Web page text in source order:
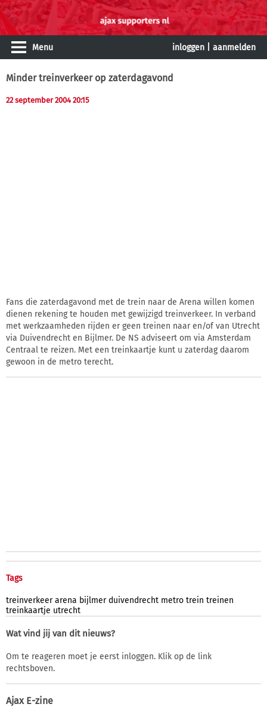
Menu inloggen aanmelden
Minder treinverkeer op zaterdagavond
22 september 2004 20:15
Fans die zaterdagavond met de trein naar de Arena willen komen
dienen rekening te houden met gewijzigd treinverkeer. In verband
met werkzaamheden rijden er geen treinen naar en/of van Utrecht
via Duivendrecht en Bijlmer. De NS adviseert om via Amsterdam
Centraal te reizen. Met een treinkaartje kunt u zaterdag daarom
gewoon in de metro terecht.
Tags
treinverkeer arena bijlmer duivendrecht metro trein treinen
treinkaartje utrecht
Wat vind jij van dit nieuws?
Om te reageren moet je eerst inloggen. Klik op de link
rechtsboven.
Ajax E-zine